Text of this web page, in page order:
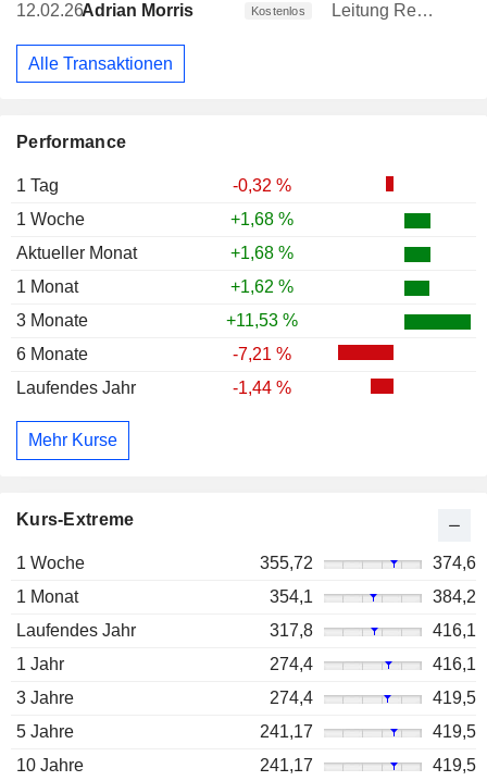
Performance
1 Tag
-0,32 %
1 Woche
+1,68 %
Aktueller Monat
+1,68 %
1 Monat
+1,62 %
3 Monate
+11,53 %
6 Monate
-7,21 %
Laufendes Jahr
-1,44 %
Mehr Kurse
Kurs-Extreme
1 Woche 355,72
374,6
1 Monat
354,1
384,2
Laufendes Jahr
317,8
416,1
1 Jahr
274,4
416,1
3 Jahre
274,4
419,5
5 Jahre
241,17
419,5
10 Jahre
241,17 419,5
12.02.26Adrian Morris Kostenlos Leitung Rechtsabteilung
Alle Transaktionen